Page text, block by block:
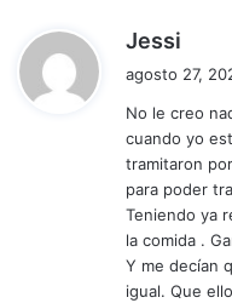
Jessi
e
agosto 27,
No le creo
cuando yo
tramitaron
para poder
Teniendo ya
la comida .
Y me decían
igual. Que